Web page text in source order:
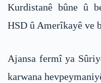
Kurdistanê bûne û
HSD û Amerîkayê ve
Ajansa fermî ya
karwana